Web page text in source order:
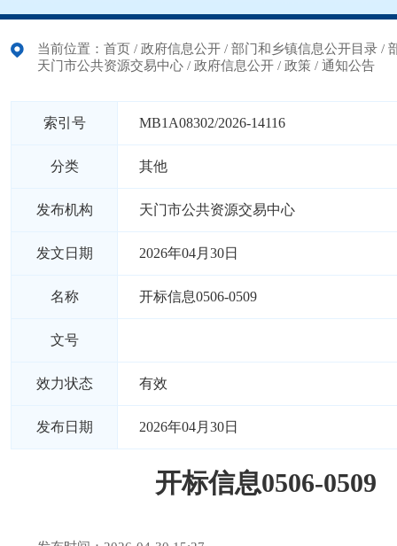
当前位置： 首页 / 政府信息公开 / 部门和乡镇信息公开目录 /
天门市公共资源交易中心 / 政府信息公开 / 政策 / 通知公告
索引号 MB1A08302/2026-14116
分类 其他
发布机构 天门市公共资源交易中心
发文日期 2026年04月30日
名称 开标信息0506-0509
文号
效力状态 有效
发布日期 2026年04月30日
开标信息0506-0509